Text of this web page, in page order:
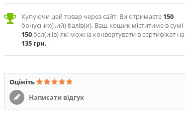
Купуючи цей товар через сайт, Ви отримаєте 150
бонусних(і,ий) балів(и). Ваш кошик міститиме в сумі
150бал(и,ів) які можна конвертувати в сертифікат на
135 грн. .
Оцініть
Написати відгук